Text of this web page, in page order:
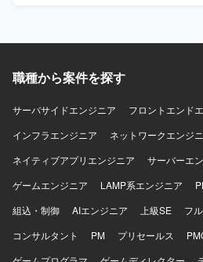
職種から案件を探す
サーバサイドエンジニア
フロントエンド
インフラエンジニア
ネットワークエンジ
ネイティブアプリエンジニア
サーバーエ
ゲームエンジニア
LAMP系エンジニア PL
組込・制御
AIエンジニア 上級SE
フ
コンサルタント
PM プリセールス